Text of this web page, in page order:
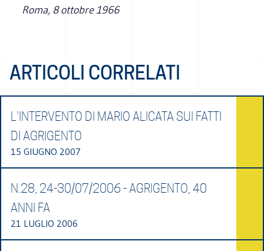
Roma, 8 ottobre 1966
ARTICOLI CORRELATI
L'INTERVENTO DI MARIO ALICATA SUI FATTI
DI AGRIGENTO
15 GIUGNO 2007
N.28, 24-30/07/2006 - AGRIGENTO, 40
ANNI FA
21 LUGLIO 2006